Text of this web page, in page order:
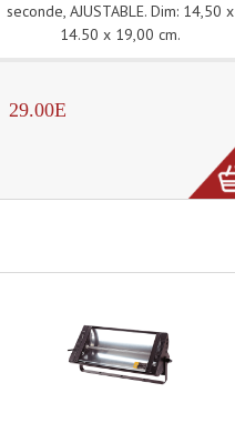
seconde, AJUSTABLE. Dim: 14,50 x
14.50 x 19,00 cm.
29.00E